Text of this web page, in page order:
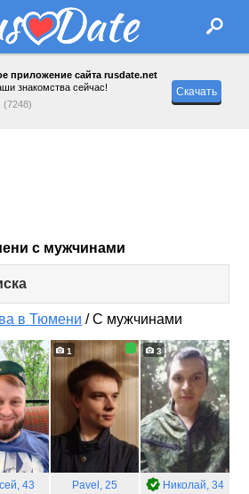
приложение сайта rusdate.net
знакомства сейчас!
(7248)
Скачать
с мужчинами
to
expand
contents
в Тюмени /С мужчинами
, 43
1
Pavel , 25
3
Николай, 34